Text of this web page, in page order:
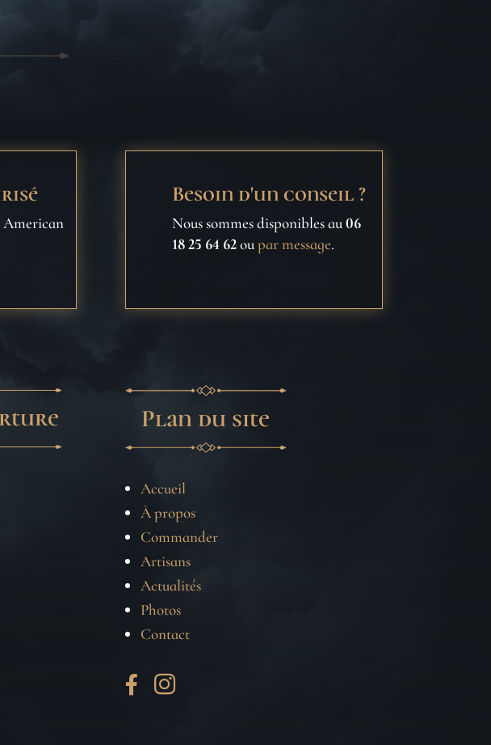
American
Besoin d'un conseil ?
Nous sommes disponibles au06
18 25 64 62oupar message.
Plan du site
Accueil
À propos
Commander
Artisans
Actualités
Photos
Contact
 